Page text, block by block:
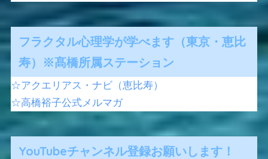
フラクタル心理学が学べます（東京・恵比
寿）※髙橋所属ステーション
☆アクエリアス・ナビ（恵比寿）
☆高橋裕子公式メルマガ
YouTubeチャンネル登録お願いします！